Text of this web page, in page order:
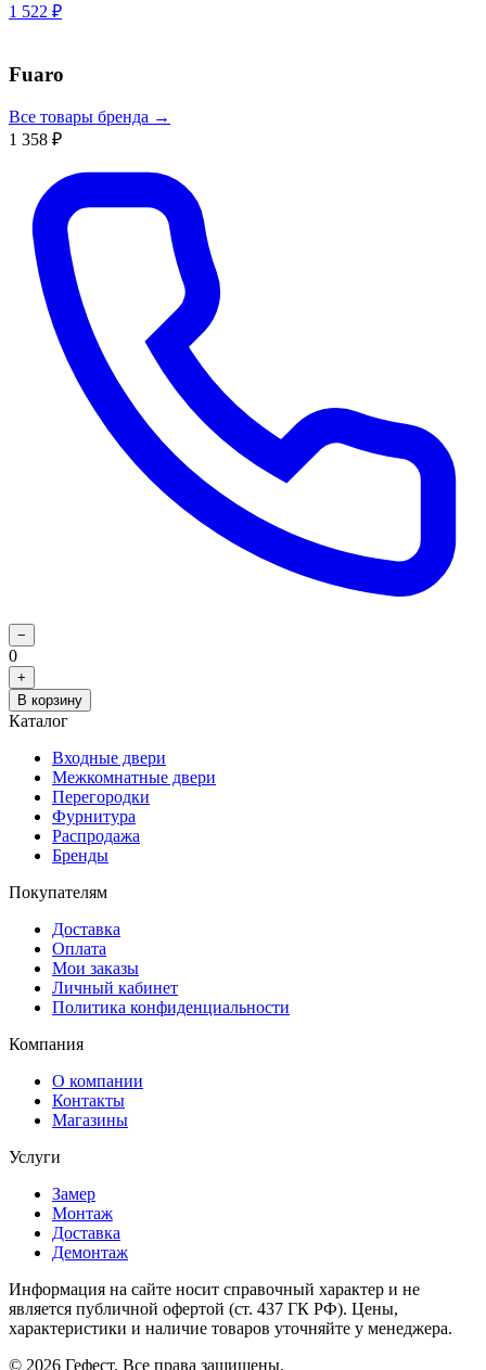
1 522 ₽
Fuaro
Все товары бренда →
1 358 ₽
−
0
+
В корзину
Каталог
Входные двери
Межкомнатные двери
Перегородки
Фурнитура
Распродажа
Бренды
Покупателям
Доставка
Оплата
Мои заказы
Личный кабинет
Политика конфиденциальности
Компания
О компании
Контакты
Магазины
Услуги
Замер
Монтаж
Доставка
Демонтаж
Информация на сайте носит справочный характер и не
является публичной офертой (ст. 437 ГК РФ). Цены,
характеристики и наличие товаров уточняйте у менеджера.
© 2026 Гефест. Все права защищены.